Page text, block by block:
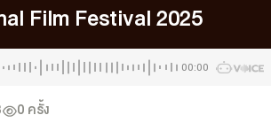
เสนอวาระของสังคม
Kids
าวดี ๆ สำหรับครอบครัว
World via The Voice
สภาผู้ชมและผู้ฟังรายการ
รับเรื่องร้องเรียน
Film Festival 2025
00:00
0 ครั้ง